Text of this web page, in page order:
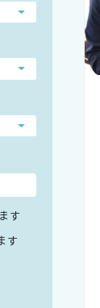
す
す